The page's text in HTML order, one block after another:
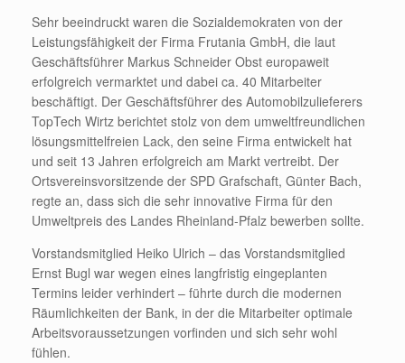
Sehr beeindruckt waren die Sozialdemokraten von der
Leistungsfähigkeit der Firma Frutania GmbH, die laut
Geschäftsführer Markus Schneider Obst europaweit
erfolgreich vermarktet und dabei ca. 40 Mitarbeiter
beschäftigt. Der Geschäftsführer des Automobilzulieferers
TopTech Wirtz berichtet stolz von dem umweltfreundlichen
lösungsmittelfreien Lack, den seine Firma entwickelt hat
und seit 13 Jahren erfolgreich am Markt vertreibt. Der
Ortsvereinsvorsitzende der SPD Grafschaft, Günter Bach,
regte an, dass sich die sehr innovative Firma für den
Umweltpreis des Landes Rheinland-Pfalz bewerben sollte.
Vorstandsmitglied Heiko Ulrich – das Vorstandsmitglied
Ernst Bugl war wegen eines langfristig eingeplanten
Termins leider verhindert – führte durch die modernen
Räumlichkeiten der Bank, in der die Mitarbeiter optimale
Arbeitsvoraussetzungen vorfinden und sich sehr wohl
fühlen.